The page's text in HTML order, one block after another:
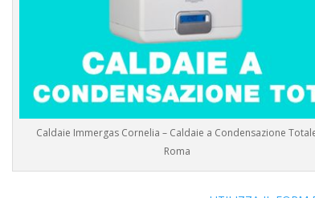
Caldaie Immergas Cornelia – Caldaie a Condensazione
Roma